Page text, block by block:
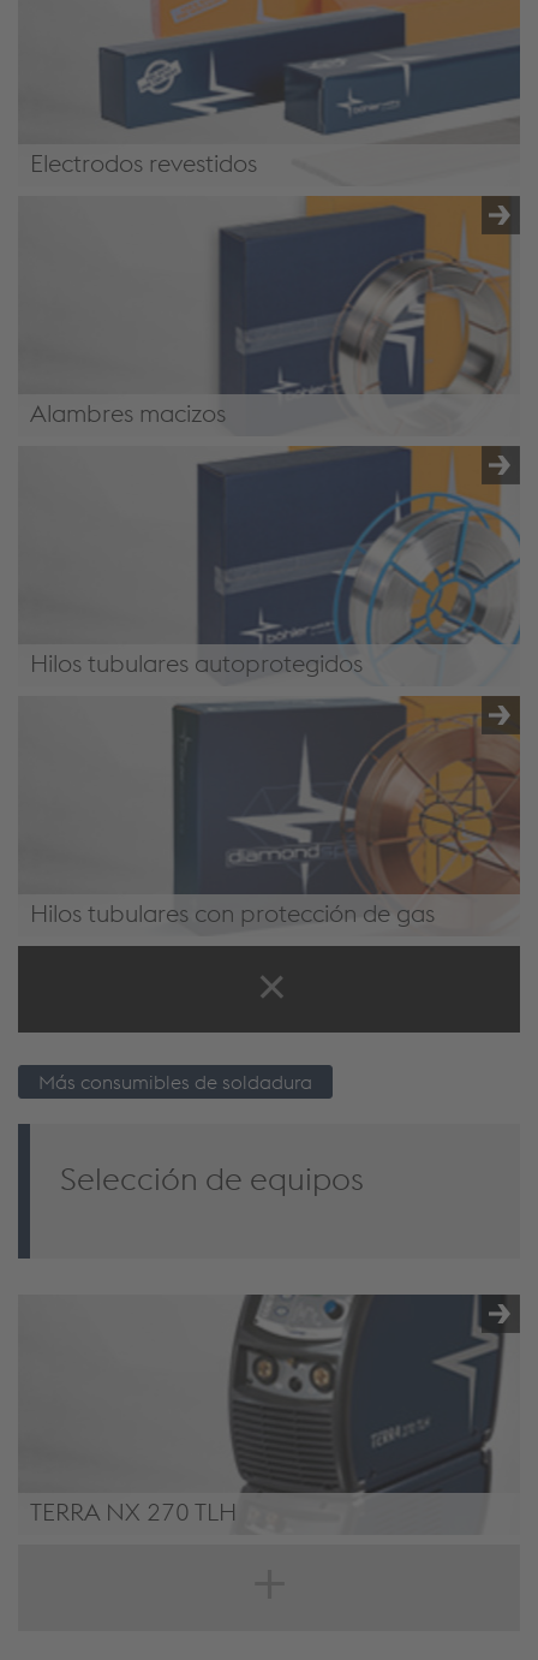
Electrodos revestidos
Alambres macizos
Hilos tubulares autoprotegidos
Hilos tubulares autoprotegidos
Hilos tubulares con protección de gas
Más consumibles de soldadura
Selección de equipos
TERRA NX 270 TLH